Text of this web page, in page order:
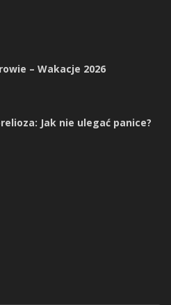
­– Wakacje 2026
Jak nie ulegać panice?